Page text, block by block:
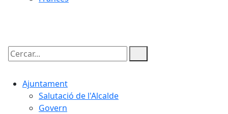
Cercar:
Ajuntament
Salutació de l'Alcalde
Govern